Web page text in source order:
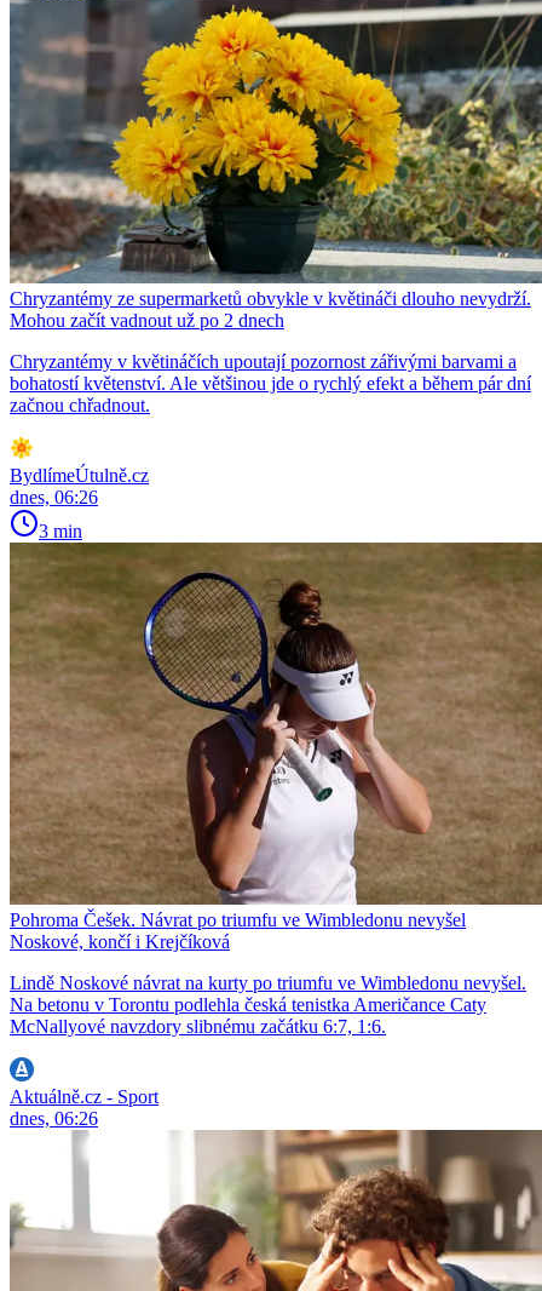
Chryzantémy ze supermarketů obvykle v květináči dlouho nevydrží.
Mohou začít vadnout už po 2 dnech
Chryzantémy v květináčích upoutají pozornost zářivými barvami a
bohatostí květenství. Ale většinou jde o rychlý efekt a během pár dní
začnou chřadnout.
BydlímeÚtulně.cz
dnes, 06:26
3 min
Pohroma Češek. Návrat po triumfu ve Wimbledonu nevyšel
Noskové, končí i Krejčíková
Lindě Noskové návrat na kurty po triumfu ve Wimbledonu nevyšel.
Na betonu v Torontu podlehla česká tenistka Američance Caty
McNallyové navzdory slibnému začátku 6:7, 1:6.
Aktuálně.cz - Sport
dnes, 06:26